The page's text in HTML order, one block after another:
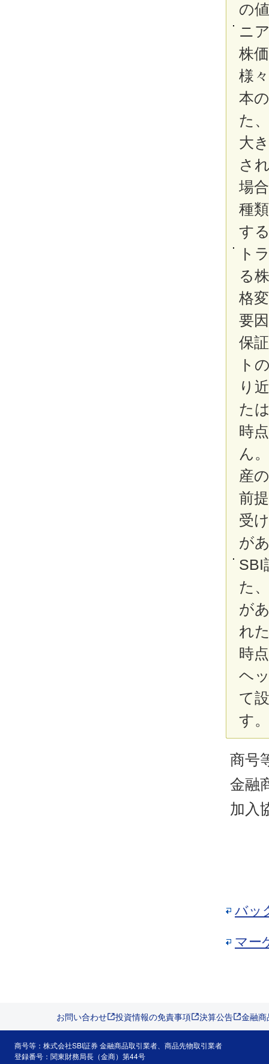
の
ニ
株
様
本
た
大
さ
場
種
す
ト
る
格
要
保
ト
り
た
時
ん
産
前
受
が
SBI
た
が
れ
時
ヘ
て
す。
商号
金融
加入
バッ
マー
お問い合わせ 投資情報の免責事項 決算公告 金融
商号等：株式会社SBI証券 金融商品取引業者、商品先物取引業者
登録番号：関東財務局長（金商）第44号